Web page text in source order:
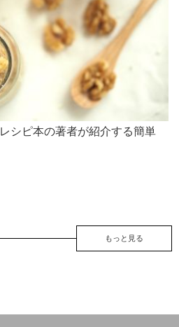
シピ本の著者が紹介する簡単
もっと見る